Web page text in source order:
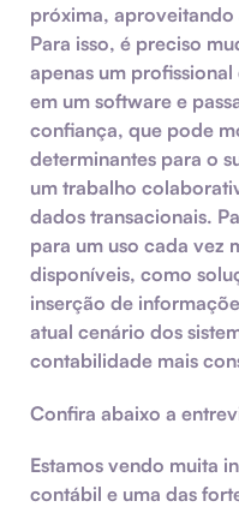
próxima, aproveitando
Para isso, é preciso
apenas um
em um software e
confiança, que pode
determinantes para o
um trabalho
dados transacionais.
para um uso cada vez
disponíveis, como
inserção de
atual cenário dos
contabilidade mais
Confira abaixo a
Estamos vendo muita
contábil e uma das